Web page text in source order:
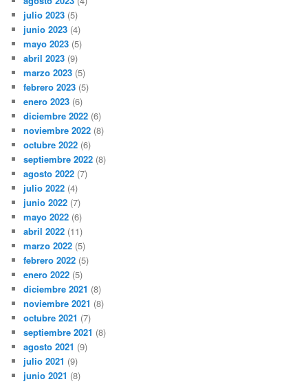
julio 2023 (5)
junio 2023 (4)
mayo 2023 (5)
abril 2023 (9)
marzo 2023 (5)
febrero 2023 (5)
enero 2023 (6)
diciembre 2022 (6)
noviembre 2022 (8)
octubre 2022 (6)
septiembre 2022 (8)
agosto 2022 (7)
julio 2022 (4)
junio 2022 (7)
mayo 2022 (6)
abril 2022 (11)
marzo 2022 (5)
febrero 2022 (5)
enero 2022 (5)
diciembre 2021 (8)
noviembre 2021 (8)
octubre 2021 (7)
septiembre 2021 (8)
agosto 2021 (9)
julio 2021 (9)
junio 2021 (8)